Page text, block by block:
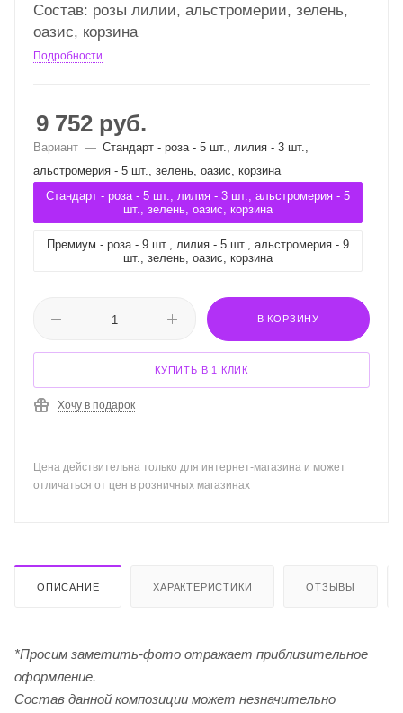
Состав: розы лилии, альстромерии, зелень,
оазис, корзина
Подробности
9 752 руб.
Вариант — Стандарт - роза - 5 шт., лилия - 3 шт.,
альстромерия - 5 шт., зелень, оазис, корзина
Стандарт - роза - 5 шт., лилия - 3 шт., альстромерия - 5
шт., зелень, оазис, корзина
Премиум - роза - 9 шт., лилия - 5 шт., альстромерия - 9
шт., зелень, оазис, корзина
В КОРЗИНУ
КУПИТЬ В 1 КЛИК
Хочу в подарок
Цена действительна только для интернет-магазина и может
отличаться от цен в розничных магазинах
ОПИСАНИЕ ХАРАКТЕРИСТИКИ ОТЗЫВЫ
*Просим заметить-фото отражает приблизительное
оформление.
Cостав данной композиции может незначительно